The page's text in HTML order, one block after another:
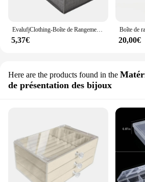
5,37€ 20,00€
Here are the products found in the
de présentation des bijoux